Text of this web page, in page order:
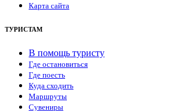
Карта сайта
ТУРИСТАМ
В помощь туристу
Где остановиться
Где поесть
Куда сходить
Маршруты
Сувениры